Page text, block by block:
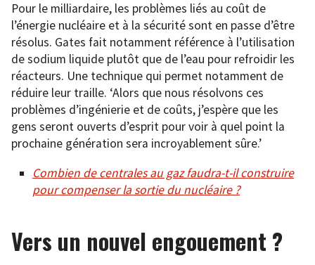
Pour le milliardaire, les problèmes liés au coût de
l’énergie nucléaire et à la sécurité sont en passe d’être
résolus. Gates fait notamment référence à l’utilisation
de sodium liquide plutôt que de l’eau pour refroidir les
réacteurs. Une technique qui permet notamment de
réduire leur traille. ‘Alors que nous résolvons ces
problèmes d’ingénierie et de coûts, j’espère que les
gens seront ouverts d’esprit pour voir à quel point la
prochaine génération sera incroyablement sûre.’
Combien de centrales au gaz faudra-t-il construire
pour compenser la sortie du nucléaire ?
Vers un nouvel engouement ?